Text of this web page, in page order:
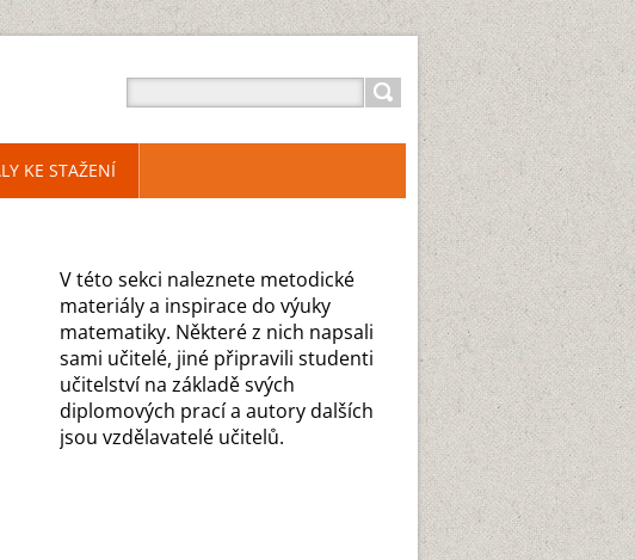
V této sekci naleznete metodické
materiály a inspirace do výuky
matematiky. Některé z nich napsali
sami učitelé, jiné připravili studenti
učitelství na základě svých
diplomových prací a autory dalších
jsou vzdělavatelé učitelů.
KE STAŽENÍ